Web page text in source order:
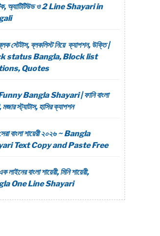
অ্যাটিটিউড ও 2 Line Shayari in
স্টেটাস, ব্লকলিস্ট নিয়ে ক্যাপশন, উক্তি |
status Bangla, Block list
Quotes
Bangla Shayari | ফানি বাংলা
মজার স্ট্যাটাস, হাসির ক্যাপশন
বাংলা শায়েরী ২০২৬ ~ Bangla
Text Copy and Paste Free
লাইনের বাংলা শায়েরী, মিনি শায়েরী,
One Line Shayari